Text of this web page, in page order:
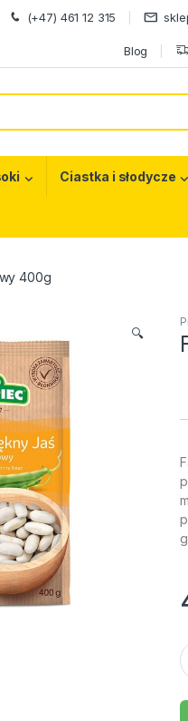
(+47) 461 12 315
Blog
Ciastka i słodycze
400g
🔍